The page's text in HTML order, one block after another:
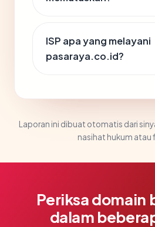
ISP apa yang melayani
pasaraya.co.id?
Laporan ini dibuat otomatis dari
nasihat hukum atau
Periksa domain
dalam